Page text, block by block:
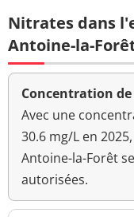
Nitrates dans
Antoine-la-
Concentration
Avec une
30.6 mg/L en
Antoine-la-Forêt
autorisées.